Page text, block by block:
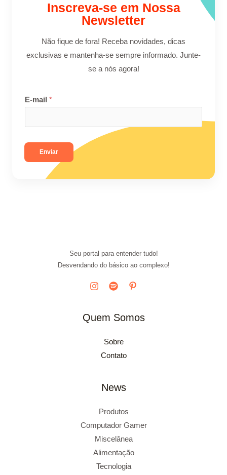
Inscreva-se em Nossa
Newsletter
Não fique de fora! Receba novidades, dicas
exclusivas e mantenha-se sempre informado. Junte-
se a nós agora!
E-mail *
Enviar
Seu portal para entender tudo!
Desvendando do básico ao complexo!
Quem Somos
Sobre
Contato
News
Produtos
Computador Gamer
Miscelânea
Alimentação
Tecnologia